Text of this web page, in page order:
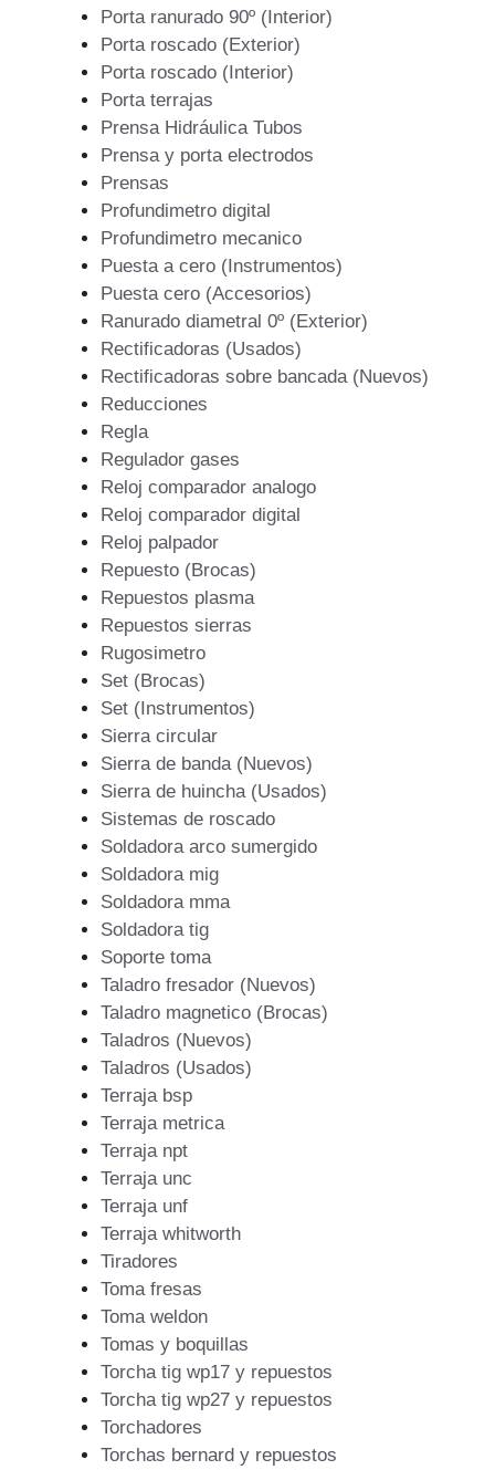
Porta ranurado 90º (Interior)
Porta roscado (Exterior)
Porta roscado (Interior)
Porta terrajas
Prensa Hidráulica Tubos
Prensa y porta electrodos
Prensas
Profundimetro digital
Profundimetro mecanico
Puesta a cero (Instrumentos)
Puesta cero (Accesorios)
Ranurado diametral 0º (Exterior)
Rectificadoras (Usados)
Rectificadoras sobre bancada (Nuevos)
Reducciones
Regla
Regulador gases
Reloj comparador analogo
Reloj comparador digital
Reloj palpador
Repuesto (Brocas)
Repuestos plasma
Repuestos sierras
Rugosimetro
Set (Brocas)
Set (Instrumentos)
Sierra circular
Sierra de banda (Nuevos)
Sierra de huincha (Usados)
Sistemas de roscado
Soldadora arco sumergido
Soldadora mig
Soldadora mma
Soldadora tig
Soporte toma
Taladro fresador (Nuevos)
Taladro magnetico (Brocas)
Taladros (Nuevos)
Taladros (Usados)
Terraja bsp
Terraja metrica
Terraja npt
Terraja unc
Terraja unf
Terraja whitworth
Tiradores
Toma fresas
Toma weldon
Tomas y boquillas
Torcha tig wp17 y repuestos
Torcha tig wp27 y repuestos
Torchadores
Torchas bernard y repuestos